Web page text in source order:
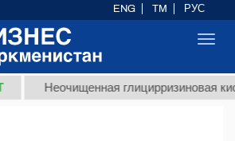
Неочищенная глицирризиновая кислота
ENG TM РУС